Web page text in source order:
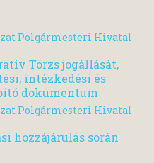
Polgármesteri Hivatal
Törzs jogállását,
intézkedési és
dokumentum
Polgármesteri Hivatal
hozzájárulás során